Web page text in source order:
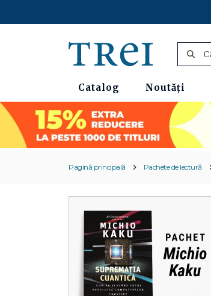
Catalog Noutăți
Pagină principală Pachete de lectură